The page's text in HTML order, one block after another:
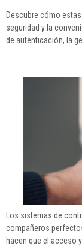
Descubre cómo
seguridad y la
de autenticación, la
Los sistemas de
compañeros
hacen que el acceso